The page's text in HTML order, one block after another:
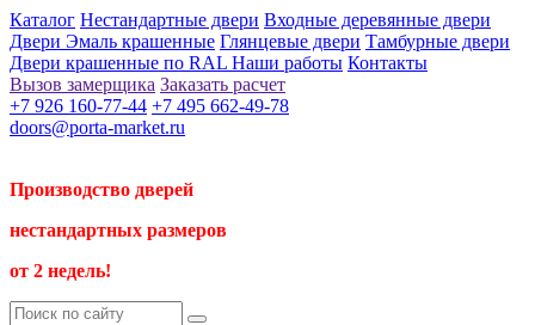
Каталог Нестандартные двери Входные деревянные двери
Двери Эмаль крашенные Глянцевые двери Тамбурные двери
Двери крашенные по RAL Наши работы Контакты
Вызов замерщика Заказать расчет
+7 926 160-77-44 +7 495 662-49-78
doors@porta-market.ru
Производство дверей
нестандартных размеров
от 2 недель!